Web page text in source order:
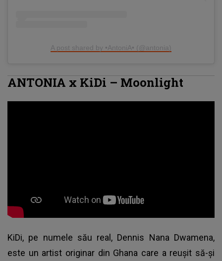
A post shared by •AntoniA• (@antonia)
ANTONIA x KiDi – Moonlight
KiDi, pe numele său real, Dennis Nana Dwamena,
este un artist originar din Ghana care a reușit să-și